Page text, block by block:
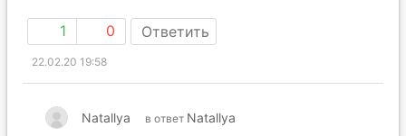
1 0 Ответить
22.02.20 19:58
Natallya в ответ Natallya